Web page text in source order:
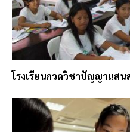
โรงเรียนกวดวิชาปัญญาแส